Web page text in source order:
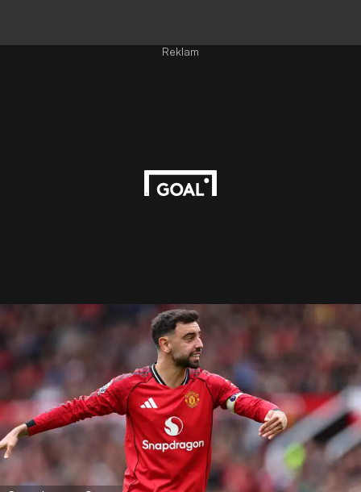
Reklam